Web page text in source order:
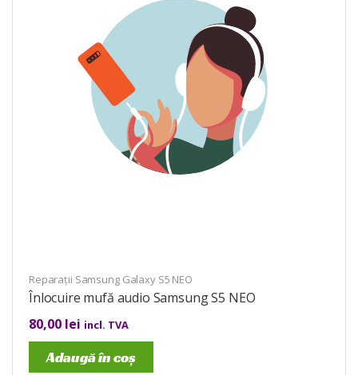
Reparații Samsung Galaxy S5 NEO
Înlocuire mufă audio Samsung S5 NEO
80,00 lei incl. TVA
Adaugă în coș